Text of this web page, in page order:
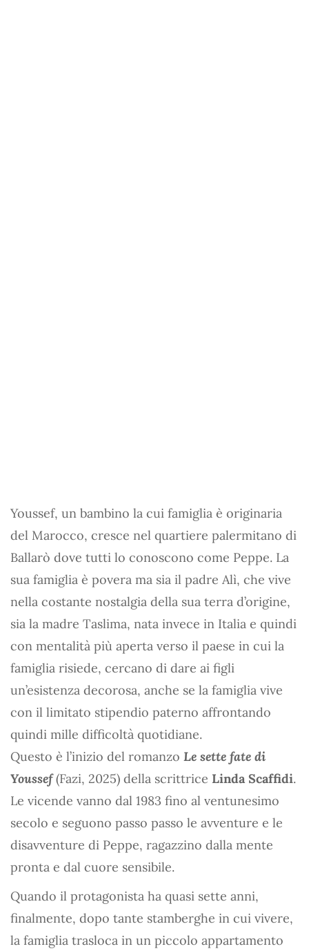
Youssef, un bambino la cui famiglia è originaria
del Marocco, cresce nel quartiere palermitano di
Ballarò dove tutti lo conoscono come Peppe. La
sua famiglia è povera ma sia il padre Alì, che vive
nella costante nostalgia della sua terra d’origine,
sia la madre Taslima, nata invece in Italia e quindi
con mentalità più aperta verso il paese in cui la
famiglia risiede, cercano di dare ai figli
un’esistenza decorosa, anche se la famiglia vive
con il limitato stipendio paterno affrontando
quindi mille difficoltà quotidiane.
Questo è l’inizio del romanzo Le sette fate di
Youssef(Fazi, 2025) della scrittrice Linda Scaffidi.
Le vicende vanno dal 1983 fino al ventunesimo
secolo e seguono passo passo le avventure e le
disavventure di Peppe, ragazzino dalla mente
pronta e dal cuore sensibile.
Quando il protagonista ha quasi sette anni,
finalmente, dopo tante stamberghe in cui vivere,
la famiglia trasloca in un piccolo appartamento